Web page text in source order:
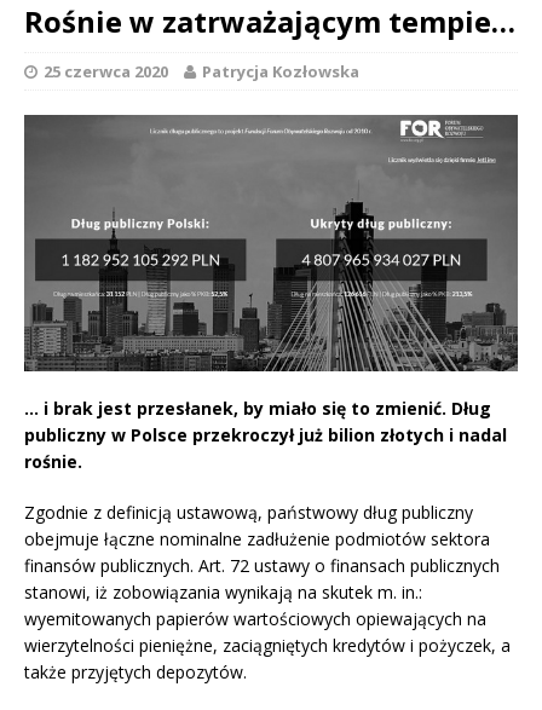
Rośnie w zatrważającym tempie…
25 czerwca 2020 Patrycja Kozłowska
… i brak jest przesłanek, by miało się to zmienić. Dług
publiczny w Polsce przekroczył już bilion złotych i nadal
rośnie.
Zgodnie z definicją ustawową, państwowy dług publiczny
obejmuje łączne nominalne zadłużenie podmiotów sektora
finansów publicznych. Art. 72 ustawy o finansach publicznych
stanowi, iż zobowiązania wynikają na skutek m. in.:
wyemitowanych papierów wartościowych opiewających na
wierzytelności pieniężne, zaciągniętych kredytów i pożyczek, a
także przyjętych depozytów.